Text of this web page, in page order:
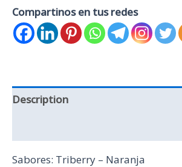
Compartinos en tus redes
Description
Sabores: Triberry – Naranja